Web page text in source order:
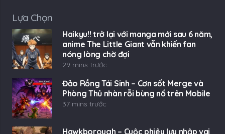
Lựa Chọn
Haikyu!! trở lại với manga mới sau 6 năm,
anime The Little Giant vẫn khiến fan
nóng lòng chờ đợi
29 mins trước
Đảo Rồng Tái Sinh – Cơn sốt Merge và
Phòng Thủ nhàn rỗi bùng nổ trên Mobile
37 mins trước
Hawkborough – Cuộc phiêu lưu nhập vai